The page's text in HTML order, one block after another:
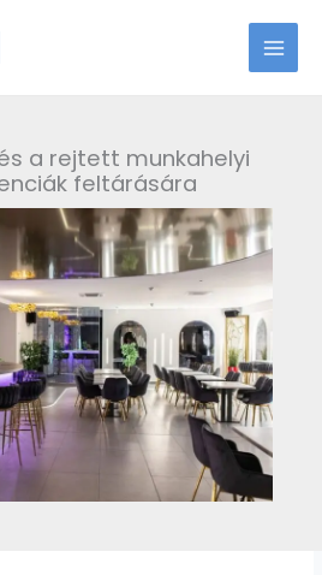
a rejtett munkahelyi
feltárására